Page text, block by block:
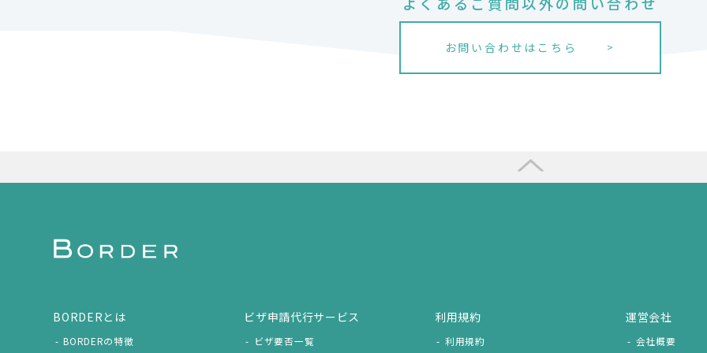
お問い合わせはこちら
BORDERとは
BORDERの特徴
ビザ申請代行サービス
ビザ要否一覧
利用規約
利用規約
運営会社
会社概要